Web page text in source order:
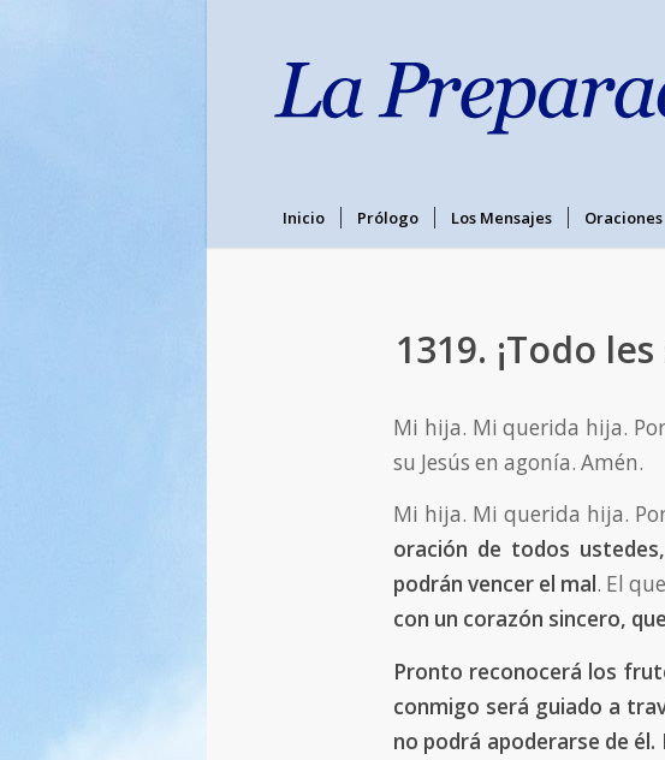
Inicio Prólogo Los Mensajes Oraciones
1319. ¡Todo
Mi hija. Mi querida hija.
su Jesús en agonía. Amén.
Mi hija. Mi querida hija.
oración de todos
podrán vencer el mal. El
con un corazón sincero,
Pronto reconocerá los
conmigo será guiado a
no podrá apoderarse de